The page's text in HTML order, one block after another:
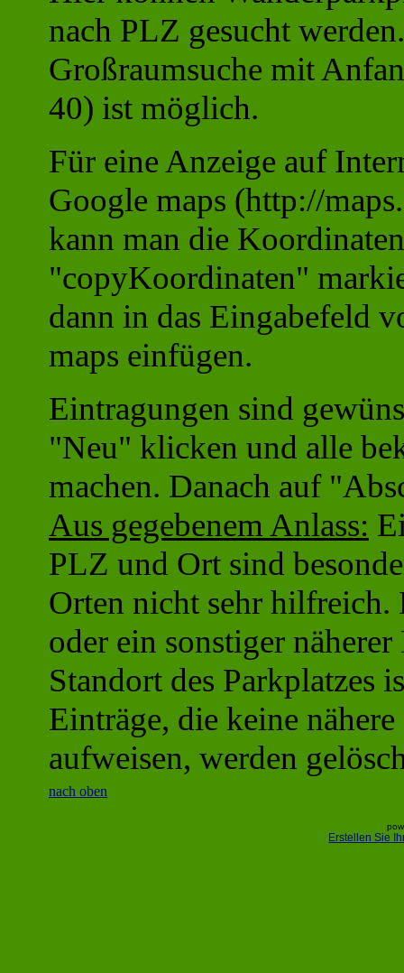
nach PLZ gesucht
Großraumsuche mit
40) ist möglich.
Für eine Anzeige auf
Google maps (http://
kann man die
"copyKoordinaten"
dann in das Eingabefeld
maps einfügen.
Eintragungen sind
"Neu" klicken und alle
machen. Danach auf
Aus gegebenem Anlass:
PLZ und Ort sind
Orten nicht sehr hilfreich.
oder ein sonstiger
Standort des Parkplatzes
Einträge, die keine
aufweisen, werden
nach oben
Erstellen Sie